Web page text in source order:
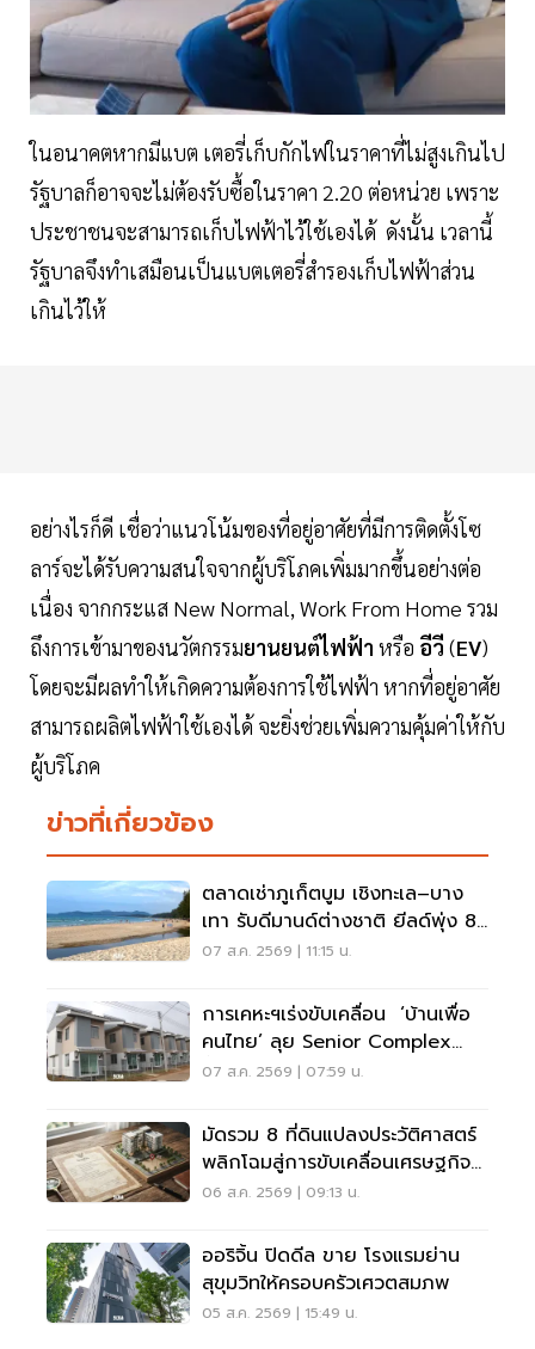
ในอนาคตหากมีแบต เตอรี่เก็บกักไฟในราคาที่ไม่สูงเกินไป
รัฐบาลก็อาจจะไม่ต้องรับซื้อในราคา 2.20 ต่อหน่วย เพราะ
ประชาชนจะสามารถเก็บไฟฟ้าไว้ใช้เองได้ ดังนั้น เวลานี้
รัฐบาลจึงทำเสมือนเป็นแบตเตอรี่สำรองเก็บไฟฟ้าส่วน
เกินไว้ให้
อย่างไรก็ดี เชื่อว่าแนวโน้มของที่อยู่อาศัยที่มีการติดตั้งโซ
ลาร์จะได้รับความสนใจจากผู้บริโภคเพิ่มมากขึ้นอย่างต่อ
เนื่อง จากกระแส New Normal, Work From Home รวม
ถึงการเข้ามาของนวัตกรรมยานยนต์ไฟฟ้า หรือ อีวี (EV)
โดยจะมีผลทำให้เกิดความต้องการใช้ไฟฟ้า หากที่อยู่อาศัย
สามารถผลิตไฟฟ้าใช้เองได้ จะยิ่งช่วยเพิ่มความคุ้มค่าให้กับ
ผู้บริโภค
ข่าวที่เกี่ยวข้อง
ตลาดเช่าภูเก็ตบูม เชิงทะเล–บาง
เทา รับดีมานด์ต่างชาติ ยีลด์พุ่ง 8-
12%
07 ส.ค. 2569 | 11:15 น.
การเคหะฯเร่งขับเคลื่อน ‘บ้านเพื่อ
คนไทย’ ลุย Senior Complex
ฟื้นฟูเมือง
07 ส.ค. 2569 | 07:59 น.
มัดรวม 8 ที่ดินแปลงประวัติศาสตร์
พลิกโฉมสู่การขับเคลื่อนเศรษฐกิจ
เมือง
06 ส.ค. 2569 | 09:13 น.
ออริจิ้น ปิดดีล ขาย โรงแรมย่าน
สุขุมวิทให้ครอบครัวเศวตสมภพ
05 ส.ค. 2569 | 15:49 น.